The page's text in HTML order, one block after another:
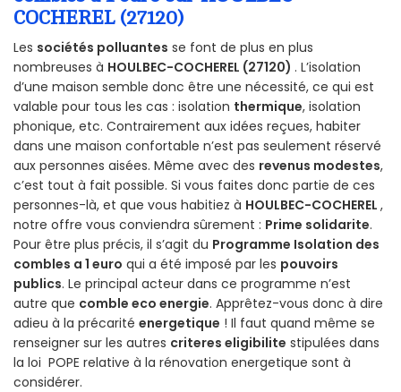
COCHEREL (27120)
Les sociétés polluantes se font de plus en plus
nombreuses à HOULBEC-COCHEREL (27120) . L’isolation
d’une maison semble donc être une nécessité, ce qui est
valable pour tous les cas : isolation thermique, isolation
phonique, etc. Contrairement aux idées reçues, habiter
dans une maison confortable n’est pas seulement réservé
aux personnes aisées. Même avec des revenus modestes,
c’est tout à fait possible. Si vous faites donc partie de ces
personnes-là, et que vous habitiez à HOULBEC-COCHEREL ,
notre offre vous conviendra sûrement : Prime solidarite.
Pour être plus précis, il s’agit du Programme Isolation des
combles a 1 euro qui a été imposé par les pouvoirs
publics. Le principal acteur dans ce programme n’est
autre que comble eco energie. Apprêtez-vous donc à dire
adieu à la précarité energetique ! Il faut quand même se
renseigner sur les autres criteres eligibilite stipulées dans
la loi POPE relative à la rénovation energetique sont à
considérer.